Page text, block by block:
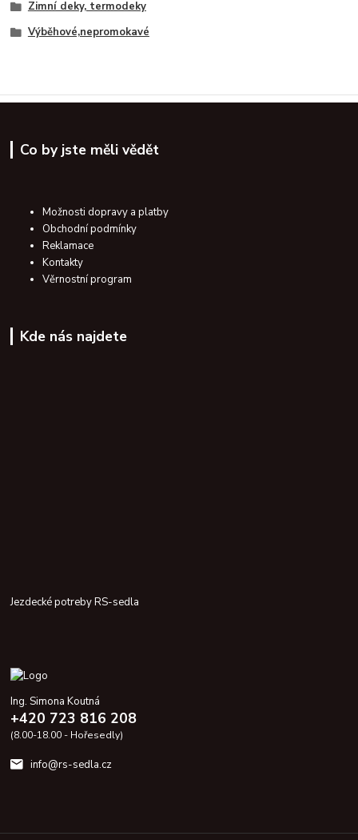
Zimní deky, termodeky
Výběhové,nepromokavé
Co by jste měli vědět
Možnosti dopravy a platby
Obchodní podmínky
Reklamace
Kontakty
Věrnostní program
Kde nás najdete
Jezdecké potreby RS-sedla
Ing. Simona Koutná
+420 723 816 208
(8.00-18.00 - Hořesedly)
info@rs-sedla.cz